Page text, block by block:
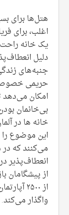
هتل‌ها برای
اغلب، برای
یک خانه
دلیل
جنبه‌های
حریمی
امکان می‌دهد
بی‌خانمان
خانه ها در
این موضوع را
می‌کنند که
انعطاف‌پذیر
از پیشگامان
از ۲۵۰۰
واگذار می‌کند.